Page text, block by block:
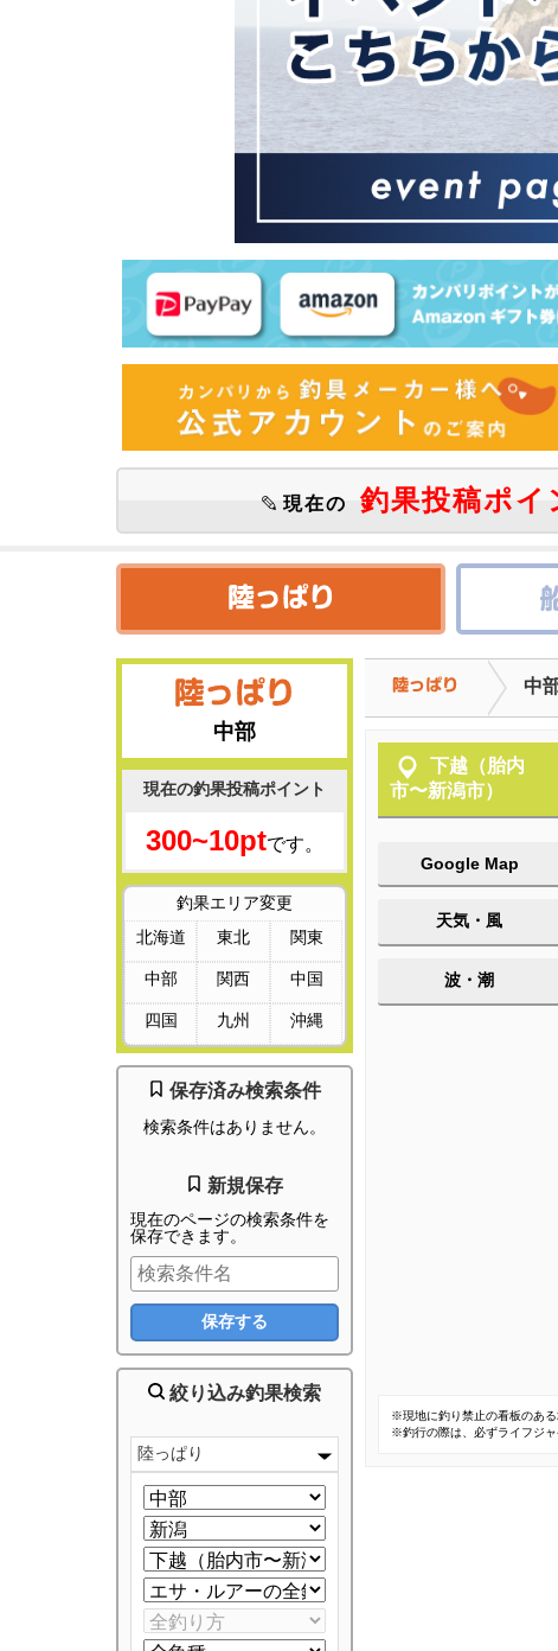
現在の 釣果投稿ポイ
中部
現在の釣果投稿ポイント
300~10ptです。
釣果エリア変更
北海道
東北 関東
中部 関西 中国
四国 九州 沖縄
保存済み検索条件
検索条件はありません。
新規保存
現在のページの検索条件を
保存できます。
絞り込み釣果検索
陸っぱり
中
下越（胎内
市〜新潟市）
Google Map
天気・風
波・潮
※現地に釣り禁止の看板のある
※釣行の際は、必ずライフジャ